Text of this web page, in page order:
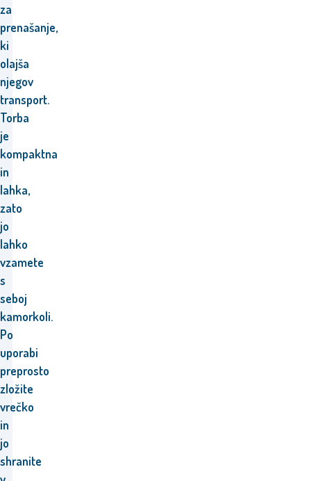
za
prenašanje,
ki
olajša
njegov
transport.
Torba
je
kompaktna
in
lahka,
zato
jo
lahko
vzamete
s
seboj
kamorkoli.
Po
uporabi
preprosto
zložite
vrečko
in
jo
shranite